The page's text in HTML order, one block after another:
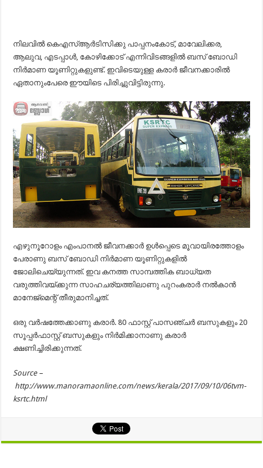
നിലവിൽ കെഎസ്ആർടിസിക്കു പാപ്പനംകോട്, മാവേലിക്കര,
ആലുവ, എടപ്പാൾ, കോഴിക്കോട് എന്നിവിടങ്ങളിൽ ബസ് ബോഡി
നിർമാണ യൂണിറ്റുകളുണ്ട്. ഇവിടെയുള്ള കരാർ ജീവനക്കാരിൽ
ഏതാനുംപേരെ ഈയിടെ പിരിച്ചുവിട്ടിരുന്നു.
എഴുനൂറോളം എംപാനൽ ജീവനക്കാർ ഉൾപ്പെടെ മൂവായിരത്തോളം
പേരാണു ബസ് ബോഡി നിർമാണ യൂണിറ്റുകളിൽ
ജോലിചെയ്യുന്നത്. ഇവ കനത്ത സാമ്പത്തിക ബാധ്യത
വരുത്തിവയ്ക്കുന്ന സാഹചര്യത്തിലാണു പുറംകരാർ നൽകാൻ
മാനേജ്മെന്റ് തീരുമാനിച്ചത്.
ഒരു വർഷത്തേക്കാണു കരാർ. 80 ഫാസ്റ്റ് പാസഞ്ചർ ബസുകളും 20
സൂപ്പർഫാസ്റ്റ് ബസുകളും നിർമിക്കാനാണു കരാർ
ക്ഷണിച്ചിരിക്കുന്നത്.
Source –
http://www.manoramaonline.com/news/kerala/2017/09/10/06tvm-
ksrtc.html